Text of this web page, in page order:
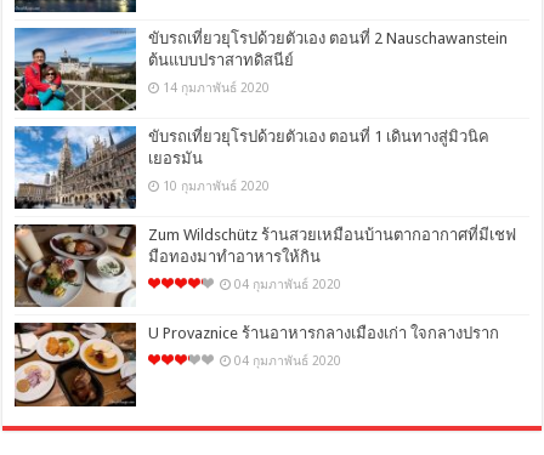
ขับรถเที่ยวยุโรปด้วยตัวเอง ตอนที่ 2 Nauschawanstein
ต้นแบบปราสาทดิสนีย์
14 กุมภาพันธ์ 2020
ขับรถเที่ยวยุโรปด้วยตัวเอง ตอนที่ 1 เดินทางสู่มิวนิค
เยอรมัน
10 กุมภาพันธ์ 2020
Zum Wildschütz ร้านสวยเหมือนบ้านตากอากาศที่มีเชฟ
มือทองมาทำอาหารให้กิน
04 กุมภาพันธ์ 2020
U Provaznice ร้านอาหารกลางเมืองเก่า ใจกลางปราก
04 กุมภาพันธ์ 2020